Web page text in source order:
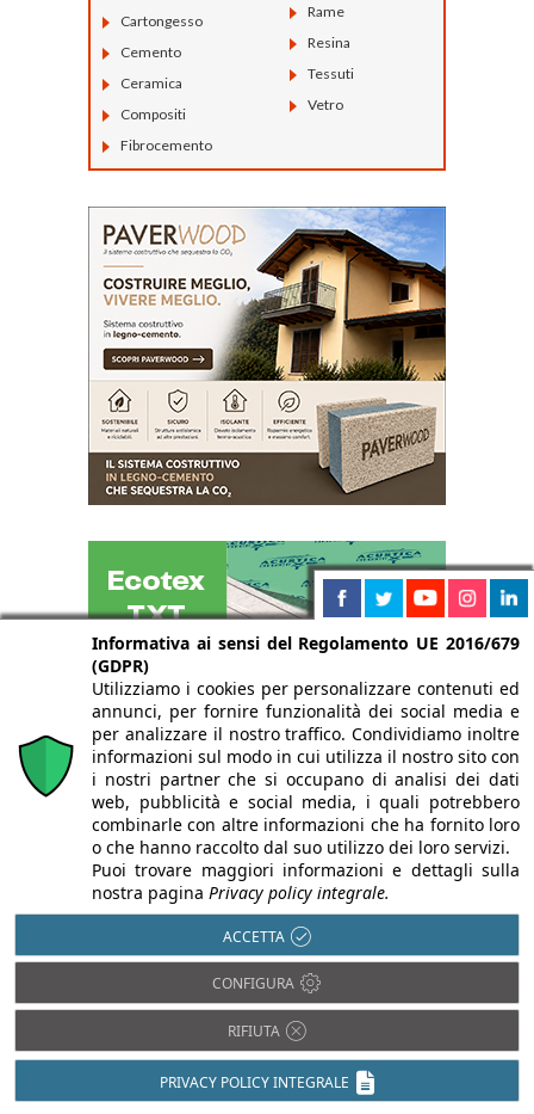
Cartongesso
Cemento
Ceramica
Compositi
Fibrocemento
Rame
Resina
Tessuti
Vetro
Informativa ai sensi del Regolamento UE 2016/679
(GDPR)
Utilizziamo i cookies per personalizzare contenuti ed
annunci, per fornire funzionalità dei social media e
per analizzare il nostro traffico. Condividiamo inoltre
informazioni sul modo in cui utilizza il nostro sito con
i nostri partner che si occupano di analisi dei dati
web, pubblicità e social media, i quali potrebbero
combinarle con altre informazioni che ha fornito loro
o che hanno raccolto dal suo utilizzo dei loro servizi.
Puoi trovare maggiori informazioni e dettagli sulla
nostra pagina Privacy policy integrale.
ACCETTA
CONFIGURA
RIFIUTA
PRIVACY POLICY INTEGRALE